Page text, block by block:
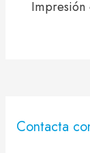
Impresión
Contacta